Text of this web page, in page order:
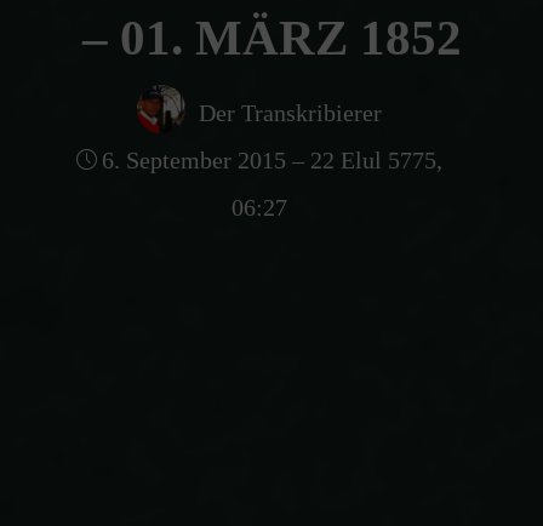
– 01. MÄRZ 1852
Der Transkribierer
6. September 2015 – 22 Elul 5775,
06:27